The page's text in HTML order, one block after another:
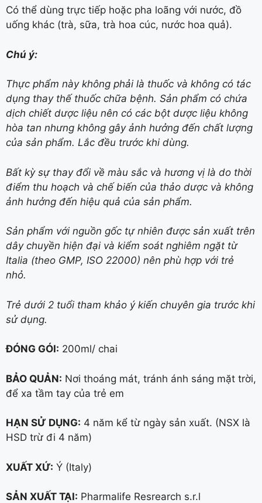
Có thể dùng trực tiếp hoặc pha loãng với nước, đồ
uống khác (trà, sữa, trà hoa cúc, nước hoa quả).
Chú ý:
Thực phẩm này không phải là thuốc và không có tác
dụng thay thế thuốc chữa bệnh. Sản phẩm có chứa
dịch chiết dược liệu nên có các bột dược liệu không
hòa tan nhưng không gây ảnh hưởng đến chất lượng
của sản phẩm. Lắc đều trước khi dùng.
Bất kỳ sự thay đổi về màu sắc và hương vị là do thời
điểm thu hoạch và chế biến của thảo dược và không
ảnh hưởng đến hiệu quả của sản phẩm.
Sản phẩm với nguồn gốc tự nhiên được sản xuất trên
dây chuyền hiện đại và kiểm soát nghiêm ngặt từ
Italia (theo GMP, ISO 22000) nên phù hợp với trẻ
nhỏ.
Trẻ dưới 2 tuổi tham khảo ý kiến chuyên gia trước khi
sử dụng.
ĐÓNG GÓI: 200ml/ chai
BẢO QUẢN: Nơi thoáng mát, tránh ánh sáng mặt trời,
để xa tầm tay của trẻ em
HẠN SỬ DỤNG: 4 năm kể từ ngày sản xuất. (NSX là
HSD trừ đi 4 năm)
XUẤT XỨ: Ý (Italy)
SẢN XUẤT TẠI: Pharmalife Resrearch s.r.l